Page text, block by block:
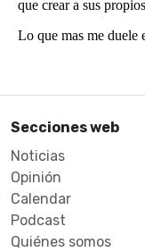
Secciones web
Noticias
Opinión
Calendar
Podcast
Quiénes somos